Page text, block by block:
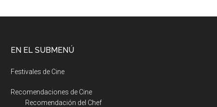
EN EL SUBMENÚ
Festivales de Cine
Recomendaciones de Cine
Recomendación del Chef